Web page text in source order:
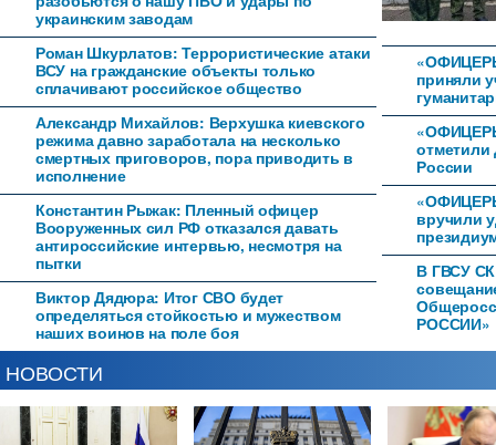
украинским заводам
Роман Шкурлатов: Террористические атаки
ВСУ на гражданские объекты только
сплачивают российское общество
Александр Михайлов: Верхушка киевского
режима давно заработала на несколько
смертных приговоров, пора приводить в
исполнение
Константин Рыжак: Пленный офицер
Вооруженных сил РФ отказался давать
антироссийские интервью, несмотря на
пытки
Виктор Дядюра: Итог СВО будет
определяться стойкостью и мужеством
наших воинов на поле боя
приняли
отметили
России
вручили
В ГВСУ СК
РОССИИ»
НОВОСТИ